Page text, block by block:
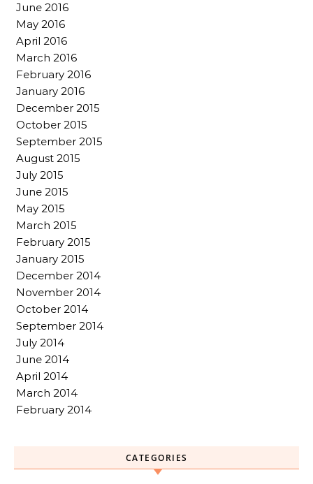
June 2016
May 2016
April 2016
March 2016
February 2016
January 2016
December 2015
October 2015
September 2015
August 2015
July 2015
June 2015
May 2015
March 2015
February 2015
January 2015
December 2014
November 2014
October 2014
September 2014
July 2014
June 2014
April 2014
March 2014
February 2014
CATEGORIES